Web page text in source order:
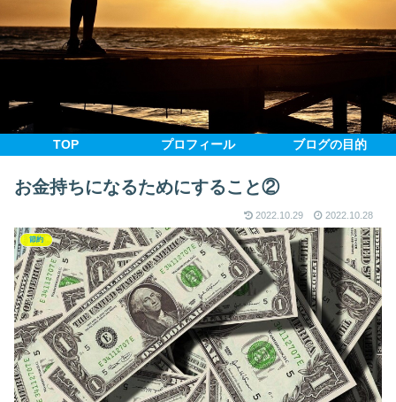
TOP プロフィール ブログの目的
お金持ちになるためにすること②
2022.10.29 2022.10.28
節約